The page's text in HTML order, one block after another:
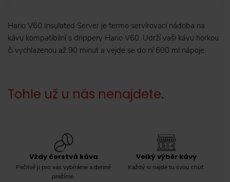
Hario V60 Insulated Server je termo servírovací nádoba na
kávu kompatibilní s drippery Hario V60. Udrží vaši kávu horkou
či vychlazenou až 90 minut a vejde se do ní 600 ml nápoje.
Tohle už u nás nenajdete.
Vždy čerstvá káva
Pečlivě ji pro vás vybíráme a denně
pražíme.
Velký výběr kávy
Každý si najde tu svou chuť.